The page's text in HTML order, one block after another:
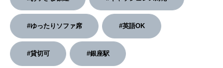
2025年12月号「お酒の新常識。」
#ゆったりソファ席 #英語OK
#貸切可 #銀座駅